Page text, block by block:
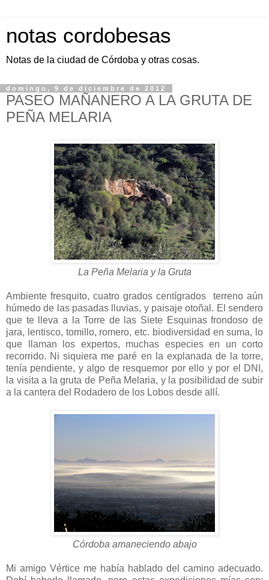
notas cordobesas
Notas de la ciudad de Córdoba y otras cosas.
domingo, 9 de diciembre de 2012
PASEO MAÑANERO A LA GRUTA DE
PEÑA MELARIA
La Peña Melaria y la Gruta
Ambiente fresquito, cuatro grados centígrados terreno aún
húmedo de las pasadas lluvias, y paisaje otoñal. El sendero
que te lleva a la Torre de las Siete Esquinas frondoso de
jara, lentisco, tomillo, romero, etc. biodiversidad en suma, lo
que llaman los expertos, muchas especies en un corto
recorrido. Ni siquiera me paré en la explanada de la torre,
tenía pendiente, y algo de resquemor por ello y por el DNI,
la visita a la gruta de Peña Melaria, y la posibilidad de subir
a la cantera del Rodadero de los Lobos desde allí.
Córdoba amaneciendo abajo
Mi amigo Vértice me había hablado del camino adecuado.